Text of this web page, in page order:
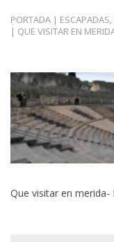
PORTADA |
| QUE VISITAR EN
Que visitar en merida-